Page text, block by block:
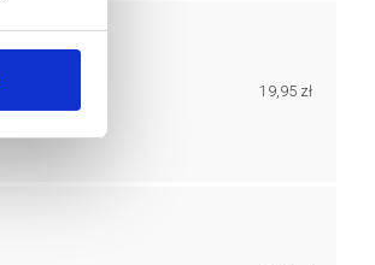
19,95 zł